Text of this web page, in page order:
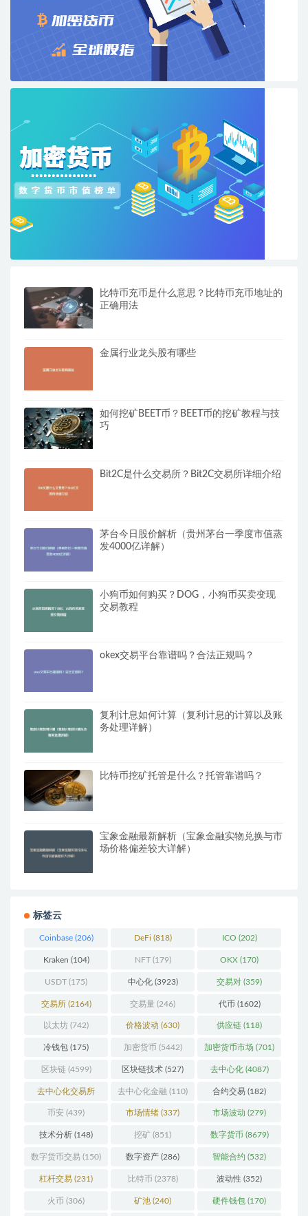
比特币充币是什么意思？比特币充币地址的
正确用法
金属行业龙头股有哪些
如何挖矿BEET币？BEET币的挖矿教程与技
巧
Bit2C是什么交易所？Bit2C交易所详细介绍
茅台今日股价解析（贵州茅台一季度市值蒸
发4000亿详解）
小狗币如何购买？DOG，小狗币买卖变现
交易教程
okex交易平台靠谱吗？合法正规吗？
复利计息如何计算（复利计息的计算以及账
务处理详解）
比特币挖矿托管是什么？托管靠谱吗？
宝象金融最新解析（宝象金融实物兑换与市
场价格偏差较大详解）
标签云
Coinbase(206) DeFi (818) ICO (202)
Kraken (104) NFT(179) OKX (170)
USDT (175) 中心化(3923) 交易对 (359)
交易所(2164) 交易量 (246) 代币 (1602)
以太坊 (742) 价格波动 (630) 供应链 (118)
冷钱包 (175) 加密货币 (5442) 加密货币市场 (701)
区块链(4599) 区块链技术 (527) 去中心化(4087)
去中心化交易所
(196)
去中心化金融 (110) 合约交易 (182)
币安 (439) 市场情绪 (337) 市场波动 (279)
技术分析 (148) 挖矿 (851) 数字货币 (8679)
数字货币交易 (150) 数字资产 (286) 智能合约 (532)
杠杆交易 (231) 比特币 (2378) 波动性 (352)
火币 (306) 矿池 (240) 硬件钱包 (170)